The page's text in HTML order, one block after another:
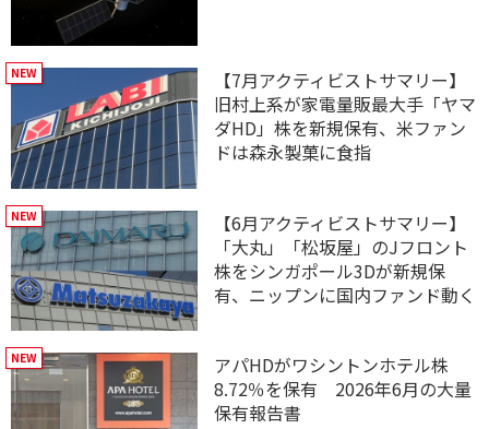
【7月アクティビストサマリー】
旧村上系が家電量販最大手「ヤマ
ダHD」株を新規保有、米ファン
ドは森永製菓に食指
【6月アクティビストサマリー】
「大丸」「松坂屋」のJフロント
株をシンガポール3Dが新規保
有、ニップンに国内ファンド動く
アパHDがワシントンホテル株
8.72％を保有 2026年6月の大量
保有報告書